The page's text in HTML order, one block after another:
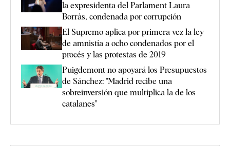
la expresidenta del Parlament Laura
Borràs, condenada por corrupción
El Supremo aplica por primera vez la ley
de amnistía a ocho condenados por el
procés y las protestas de 2019
Puigdemont no apoyará los Presupuestos
de Sánchez: "Madrid recibe una
sobreinversión que multiplica la de los
catalanes"